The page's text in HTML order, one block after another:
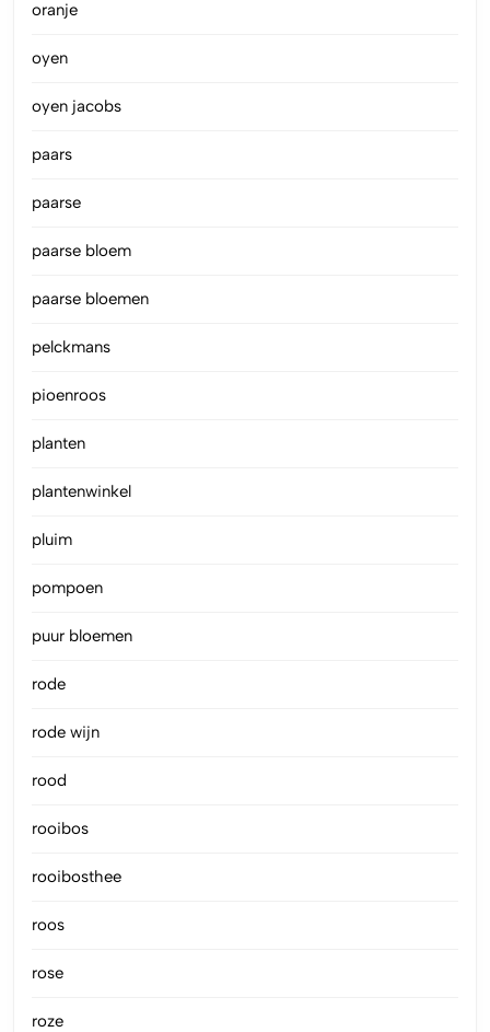
oranje
oyen
oyen jacobs
paars
paarse
paarse bloem
paarse bloemen
pelckmans
pioenroos
planten
plantenwinkel
pluim
pompoen
puur bloemen
rode
rode wijn
rood
rooibos
rooibosthee
roos
rose
roze